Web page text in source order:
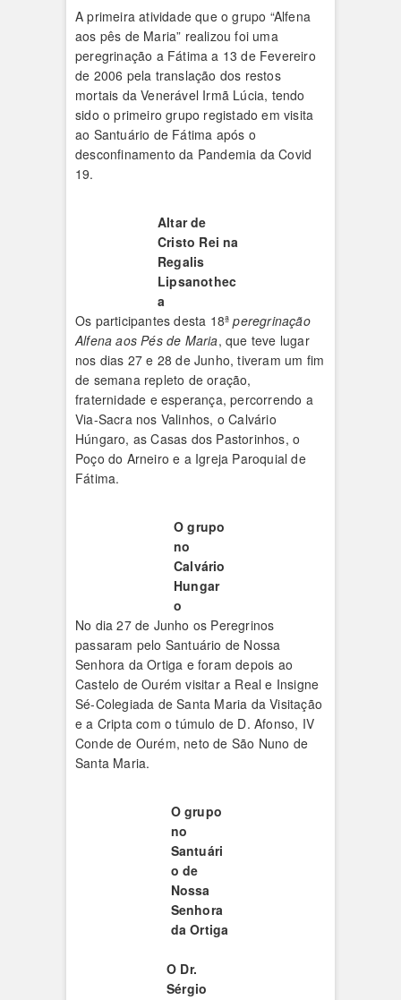
A primeira atividade que o grupo “Alfena
aos pês de Maria” realizou foi uma
peregrinação a Fátima a 13 de Fevereiro
de 2006 pela translação dos restos
mortais da Venerável Irmã Lúcia, tendo
sido o primeiro grupo registado em visita
ao Santuário de Fátima após o
desconfinamento da Pandemia da Covid
19.
Altar de
Cristo Rei na
Regalis
Lipsanothec
a
Os participantes desta 18ª peregrinação
Alfena aos Pés de Maria, que teve lugar
nos dias 27 e 28 de Junho, tiveram um fim
de semana repleto de oração,
fraternidade e esperança, percorrendo a
Via-Sacra nos Valinhos, o Calvário
Húngaro, as Casas dos Pastorinhos, o
Poço do Arneiro e a Igreja Paroquial de
Fátima.
O grupo
no
Calvário
Hungar
o
No dia 27 de Junho os Peregrinos
passaram pelo Santuário de Nossa
Senhora da Ortiga e foram depois ao
Castelo de Ourém visitar a Real e Insigne
Sé-Colegiada de Santa Maria da Visitação
e a Cripta com o túmulo de D. Afonso, IV
Conde de Ourém, neto de São Nuno de
Santa Maria.
O grupo
no
Santuári
o de
Nossa
Senhora
da Ortiga
O Dr.
Sérgio